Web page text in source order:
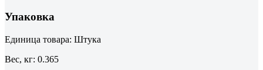
Упаковка
Единица товара: Штука
Вес, кг: 0.365